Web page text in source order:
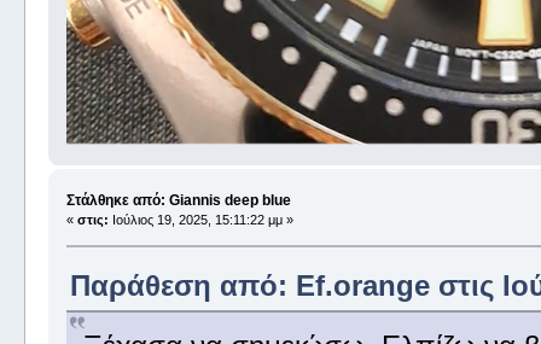
Στάλθηκε από: Giannis deep blue
« στις: Ιούλιος 19, 2025, 15:11:22 μμ »
Παράθεση από: Ef.orange στις